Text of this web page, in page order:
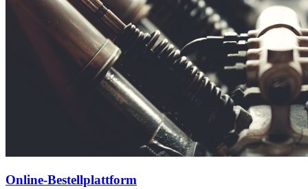
Online-Bestellplattform